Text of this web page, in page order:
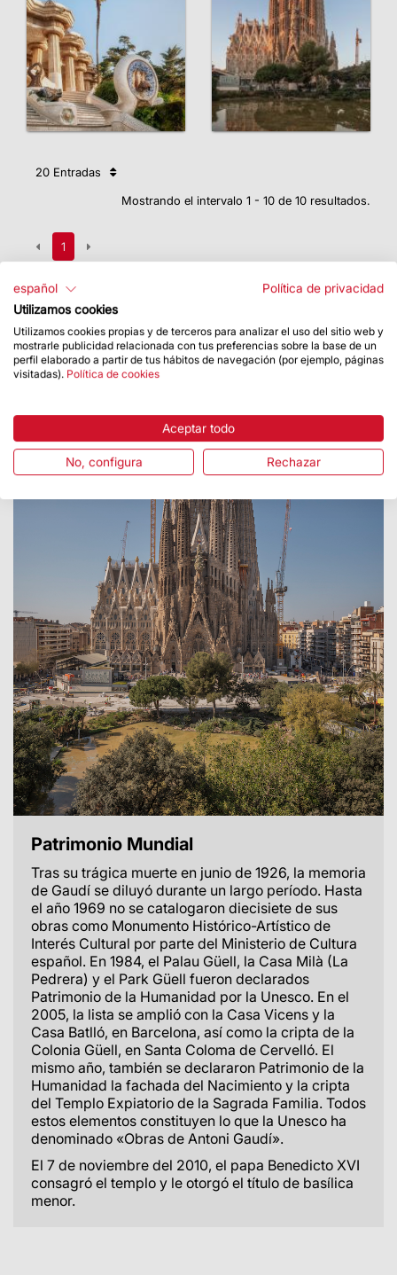
20 Entradas
Mostrando el intervalo 1 - 10 de 10 resultados.
1
Patrimonio Mundial
Tras su trágica muerte en junio de 1926, la memoria
de Gaudí se diluyó durante un largo período. Hasta
el año 1969 no se catalogaron diecisiete de sus
obras como Monumento Histórico-Artístico de
Interés Cultural por parte del Ministerio de Cultura
español. En 1984, el Palau Güell, la Casa Milà (La
Pedrera) y el Park Güell fueron declarados
Patrimonio de la Humanidad por la Unesco. En el
2005, la lista se amplió con la Casa Vicens y la
Casa Batlló, en Barcelona, así como la cripta de la
Colonia Güell, en Santa Coloma de Cervelló. El
mismo año, también se declararon Patrimonio de la
Humanidad la fachada del Nacimiento y la cripta
del Templo Expiatorio de la Sagrada Familia. Todos
estos elementos constituyen lo que la Unesco ha
denominado «Obras de Antoni Gaudí».
El 7 de noviembre del 2010, el papa Benedicto XVI
consagró el templo y le otorgó el título de basílica
menor.
español
Política de privacidad
Utilizamos cookies
Utilizamos cookies propias y de terceros para analizar el uso del sitio web y
mostrarle publicidad relacionada con tus preferencias sobre la base de un
perfil elaborado a partir de tus hábitos de navegación (por ejemplo, páginas
visitadas). Política de cookies
Aceptar todo
No, configura Rechazar